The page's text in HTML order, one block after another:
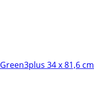
Green3plus 34 x 81,6 cm